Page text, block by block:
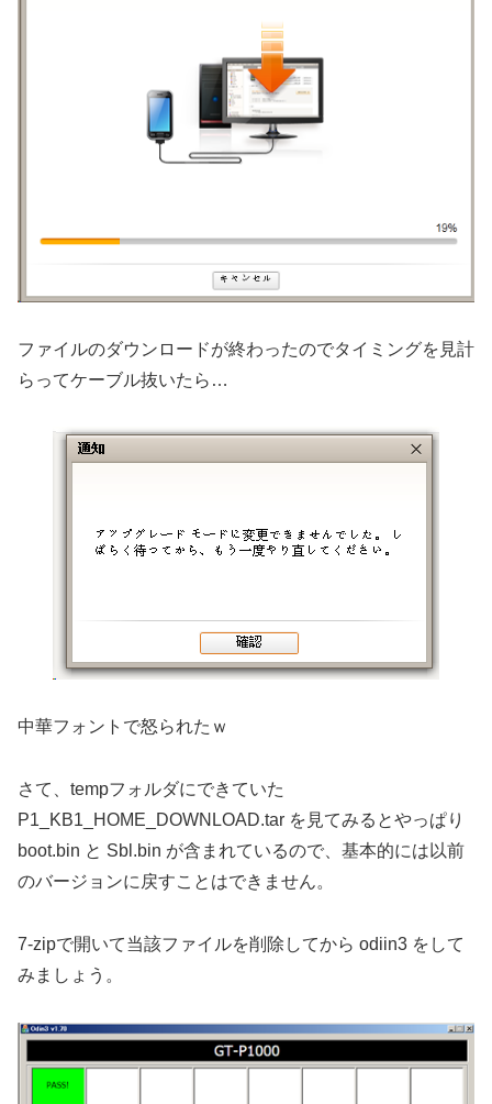
ファイルのダウンロードが終わったのでタイミングを見計
らってケーブル抜いたら…
中華フォントで怒られたｗ
さて、tempフォルダにできていた
P1_KB1_HOME_DOWNLOAD.tar を見てみるとやっぱり
boot.bin と Sbl.bin が含まれているので、基本的には以前
のバージョンに戻すことはできません。
7-zipで開いて当該ファイルを削除してから odiin3 をして
みましょう。